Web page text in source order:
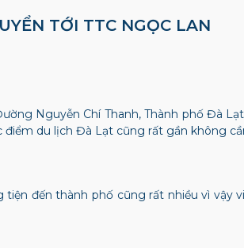
TỚI TTC NGỌC LAN
Nguyễn Chí Thanh, Thành phố Đà
du lịch Đà Lạt cũng rất gần không
đến thành phố cũng rất nhiều vì vậy